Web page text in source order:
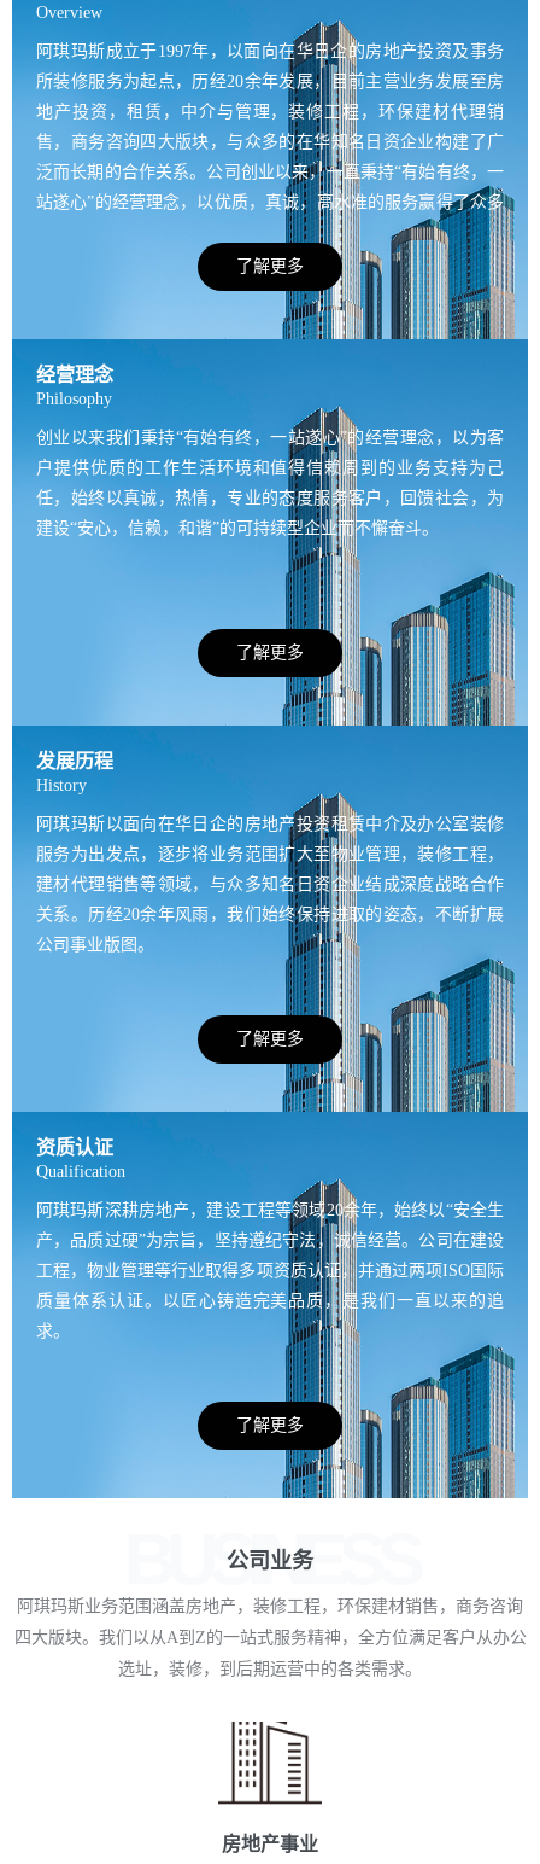
Overview
阿琪玛斯成立于1997年，以面向在华日企的房地产投资及事务
所装修服务为起点，历经20余年发展，目前主营业务发展至房
地产投资，租赁，中介与管理，装修工程，环保建材代理销
售，商务咨询四大版块，与众多的在华知名日资企业构建了广
泛而长期的合作关系。公司创业以来，一直秉持“有始有终，一
站遂心”的经营理念，以优质，真诚，高水准的服务赢得了众多
了解更多
经营理念
Philosophy
创业以来我们秉持“有始有终，一站遂心”的经营理念，以为客
户提供优质的工作生活环境和值得信赖周到的业务支持为己
任，始终以真诚，热情，专业的态度服务客户，回馈社会，为
建设“安心，信赖，和谐”的可持续型企业而不懈奋斗。
了解更多
发展历程
History
阿琪玛斯以面向在华日企的房地产投资租赁中介及办公室装修
服务为出发点，逐步将业务范围扩大至物业管理，装修工程，
建材代理销售等领域，与众多知名日资企业结成深度战略合作
关系。历经20余年风雨，我们始终保持进取的姿态，不断扩展
公司事业版图。
了解更多
资质认证
Qualification
阿琪玛斯深耕房地产，建设工程等领域20余年，始终以“安全生
产，品质过硬”为宗旨，坚持遵纪守法，诚信经营。公司在建设
工程，物业管理等行业取得多项资质认证，并通过两项ISO国际
质量体系认证。以匠心铸造完美品质，是我们一直以来的追
求。
了解更多
公司业务
BUSINESS
阿琪玛斯业务范围涵盖房地产，装修工程，环保建材销售，商务咨询
四大版块。我们以从A到Z的一站式服务精神，全方位满足客户从办公
选址，装修，到后期运营中的各类需求。
房地产事业